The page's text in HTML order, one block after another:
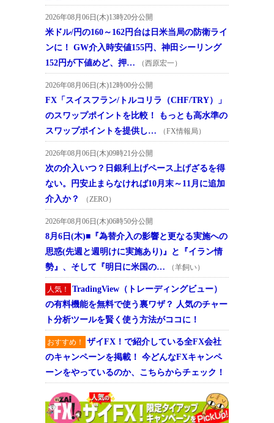
2026年08月06日(木)13時20分公開
米ドル/円の160～162円台は日米当局の防衛ライ
ンに！ GW介入時安値155円、神田シーリング
152円が下値めど、押…
（西原宏一）
2026年08月06日(木)12時00分公開
FX「スイスフラン/トルコリラ（CHF/TRY）」
のスワップポイントを比較！ もっとも高水準の
スワップポイントを提供し…
（FX情報局）
2026年08月06日(木)09時21分公開
次の介入いつ？日銀利上げペース上げざるを得
ない。円安止まらなければ10月末～11月に追加
介入か？
（ZERO）
2026年08月06日(木)06時50分公開
8月6日(木)■『為替介入の影響と更なる実施への
思惑(先週と週明けに実施あり)』と『イラン情
勢』、そして『明日に米国の…
（羊飼い）
人気！
TradingView（トレーディングビュー）
の有料機能を無料で使う裏ワザ？ 人気のチャー
ト分析ツールを賢く使う方法がココに！
おすすめ！
ザイFX！で紹介している全FX会社
のキャンペーンを掲載！ 今どんなFXキャンペ
ーンをやっているのか、こちらからチェック！